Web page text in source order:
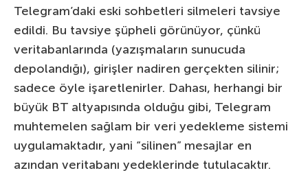
Telegram’daki eski sohbetleri silmeleri tavsiye
edildi. Bu tavsiye şüpheli görünüyor, çünkü
veritabanlarında (yazışmaların sunucuda
depolandığı), girişler nadiren gerçekten silinir;
sadece öyle işaretlenirler. Dahası, herhangi bir
büyük BT altyapısında olduğu gibi, Telegram
muhtemelen sağlam bir veri yedekleme sistemi
uygulamaktadır, yani “silinen” mesajlar en
azından veritabanı yedeklerinde tutulacaktır.